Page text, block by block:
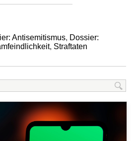
Antisemitismus, Dossier:
, Straftaten